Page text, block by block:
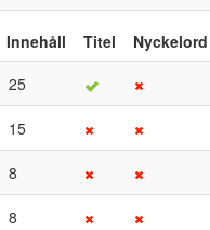
Innehåll Titel
Nyckelord
25
15
8
8